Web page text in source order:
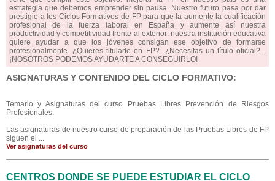
estrategia que debemos emprender sin pausa. Nuestro futuro pasa por dar
prestigio a los Ciclos Formativos de FP para que la aumente la cualificación
profesional de la fuerza laboral en España y aumente así nuestra
productividad y competitividad frente al exterior: nuestra institución educativa
quiere ayudar a que los jóvenes consigan ese objetivo de formarse
profesionalmente. ¿Quieres titularte en FP?...¿Necesitas un título oficial?...
¡NOSOTROS PODEMOS AYUDARTE A CONSEGUIRLO!
ASIGNATURAS Y CONTENIDO DEL CICLO FORMATIVO:
Temario y Asignaturas del curso Pruebas Libres Prevención de Riesgos
Profesionales:
Las asignaturas de nuestro curso de preparación de las Pruebas Libres de FP
siguen el ...
Ver asignaturas del curso
CENTROS DONDE SE PUEDE ESTUDIAR EL CICLO